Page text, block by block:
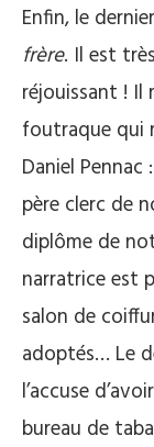
Enfin, le
frère. Il est
réjouissant ! Il
foutraque qui
Daniel
père clerc de
diplôme de
narratrice est
salon de
adoptés… Le
l’accuse
bureau de